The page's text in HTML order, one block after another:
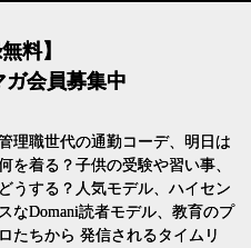
料】
ガ会員募集中
理職世代の通勤コーデ、明日は
を着る？子供の受験や習い事、
どうする？人気モデル、ハイセン
スなDomani読者モデル、教育のプ
ロたちから 発信されるタイムリ